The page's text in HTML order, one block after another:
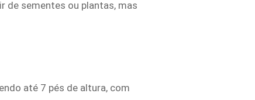
de sementes ou plantas, mas
até 7 pés de altura, com